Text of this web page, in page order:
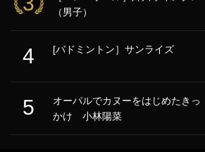
（男子）
4 [バドミントン］サンライズ
5
オーパルでカヌーをはじめたきっ
かけ 小林陽菜